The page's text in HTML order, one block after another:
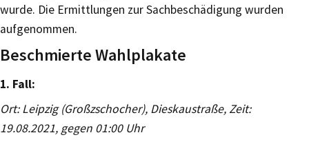
wurde. Die Ermittlungen zur Sachbeschädigung wurden
aufgenommen.
Beschmierte Wahlplakate
1. Fall:
Ort: Leipzig (Großzschocher), Dieskaustraße, Zeit:
19.08.2021, gegen 01:00 Uhr